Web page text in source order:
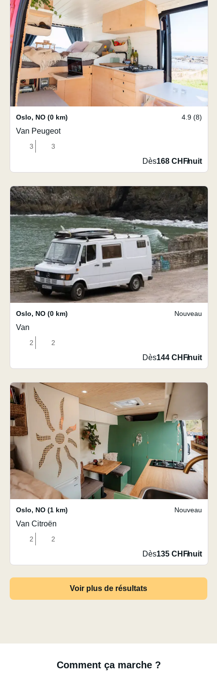
Oslo, NO (0 km) 4.9 (8)
Van Peugeot
3 3
Dès168 CHF/nuit
Oslo, NO (0 km) Nouveau
Van
2 2
Dès144 CHF/nuit
Oslo, NO (1 km) Nouveau
Van Citroën
2 2
Dès135 CHF/nuit
Voir plus de résultats
Comment ça marche ?